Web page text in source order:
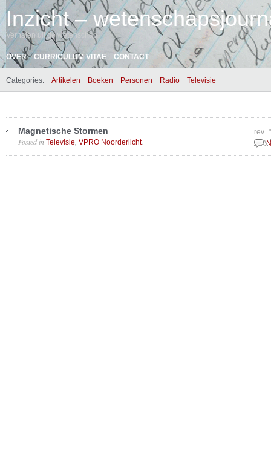
Inzicht –
Verhalen uit de wetenschap
OVER CURRICULUM VITAE CONTACT
Categories: Artikelen Boeken Personen Radio Televisie
Magnetische Stormen
May
Posted in Televisie VPRO Noorderlicht.